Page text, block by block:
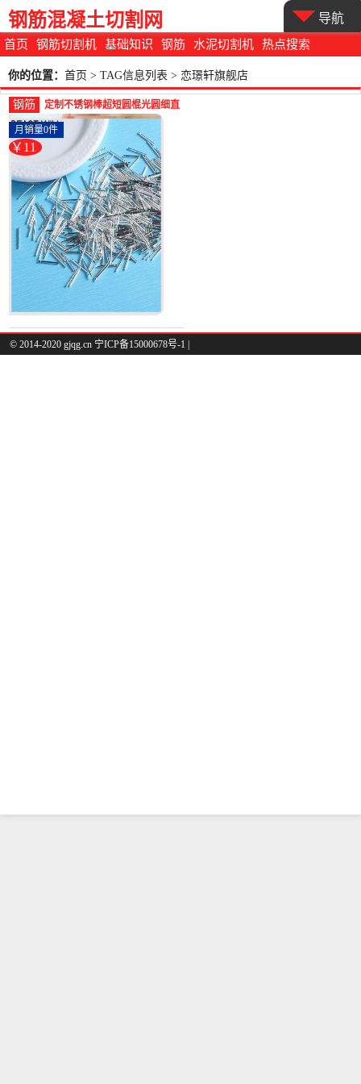
首页 钢筋切割机 基础知识 钢筋 水泥切割机 热点搜索
钢筋混凝土切割网 导航
你的位置： 首页 > TAG信息列表 > 恋璟轩旗舰店
钢筋
定制不锈钢棒超短圆棍光圆细直
棒倒角搓花搓牙折弯磨尖-圆棒
钢(恋璟轩旗舰店仅售10.59元)
￥11
月销量0件
© 2014-2020 gjqg.cn 宁ICP备15000678号-1 |